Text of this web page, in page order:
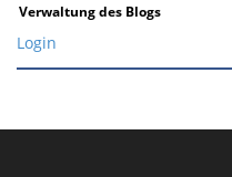
Verwaltung des Blogs
Login